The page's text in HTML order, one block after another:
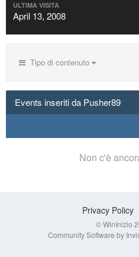
ULTIMA VISITA
April 13, 2008
Tipo di contenuto
Events inseriti da Pusher89
Non c'è
Privacy Policy
© WinInizio
Community Software by